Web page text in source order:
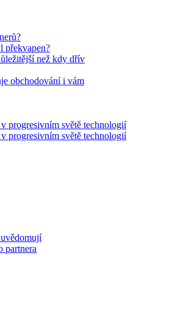
překvapen?
než kdy dřív
obchodování i vám
progresivním světě technologií
progresivním světě technologií
partnera